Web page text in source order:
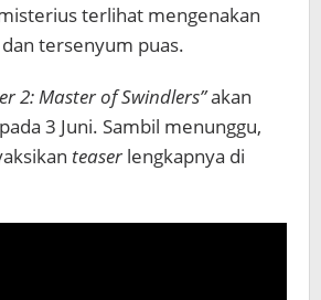
terlihat mengenakan
tersenyum puas.
2: Master of Swindlers”akan
3 Juni. Sambil menunggu,
teaserlengkapnya di